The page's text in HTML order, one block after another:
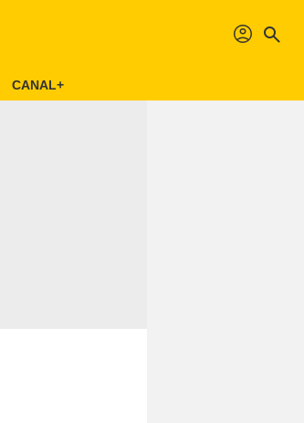
profil search
CANAL+